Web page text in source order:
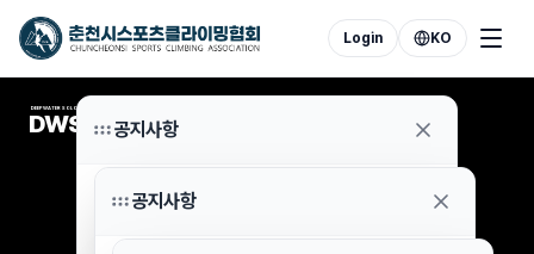
Login KO
공지사항
2026 DWS 7월 8일 우천 취소
참가자 환불 신청 안내
공지사항
DEEP WATER SOLOING
DWS